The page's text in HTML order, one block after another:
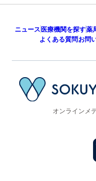
ニュース医療機関を探す薬
よくある質問お問
オンラインメ